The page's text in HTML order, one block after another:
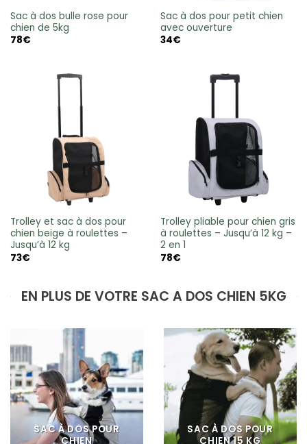
Sac à dos bulle rose pour
chien de 5kg
78€
Sac à dos pour petit chien
avec ouverture
34€
Trolley et sac à dos pour
chien beige à roulettes –
Jusqu’à 12 kg
73€
Trolley pliable pour chien gris
à roulettes – Jusqu’à 12 kg –
2 en 1
78€
EN PLUS DE VOTRE SAC A DOS CHIEN 5KG
SAC À DOS POUR
CHIEN
SAC À DOS POUR
CHIEN 15 KG